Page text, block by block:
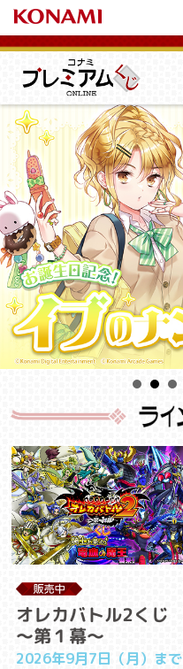
オレカバトル2くじ
～第１幕～
2026年9月7日（月）まで